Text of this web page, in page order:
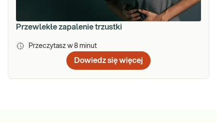
Przewlekłe zapalenie trzustki
Przeczytasz w 8 minut
Dowiedz się więcej